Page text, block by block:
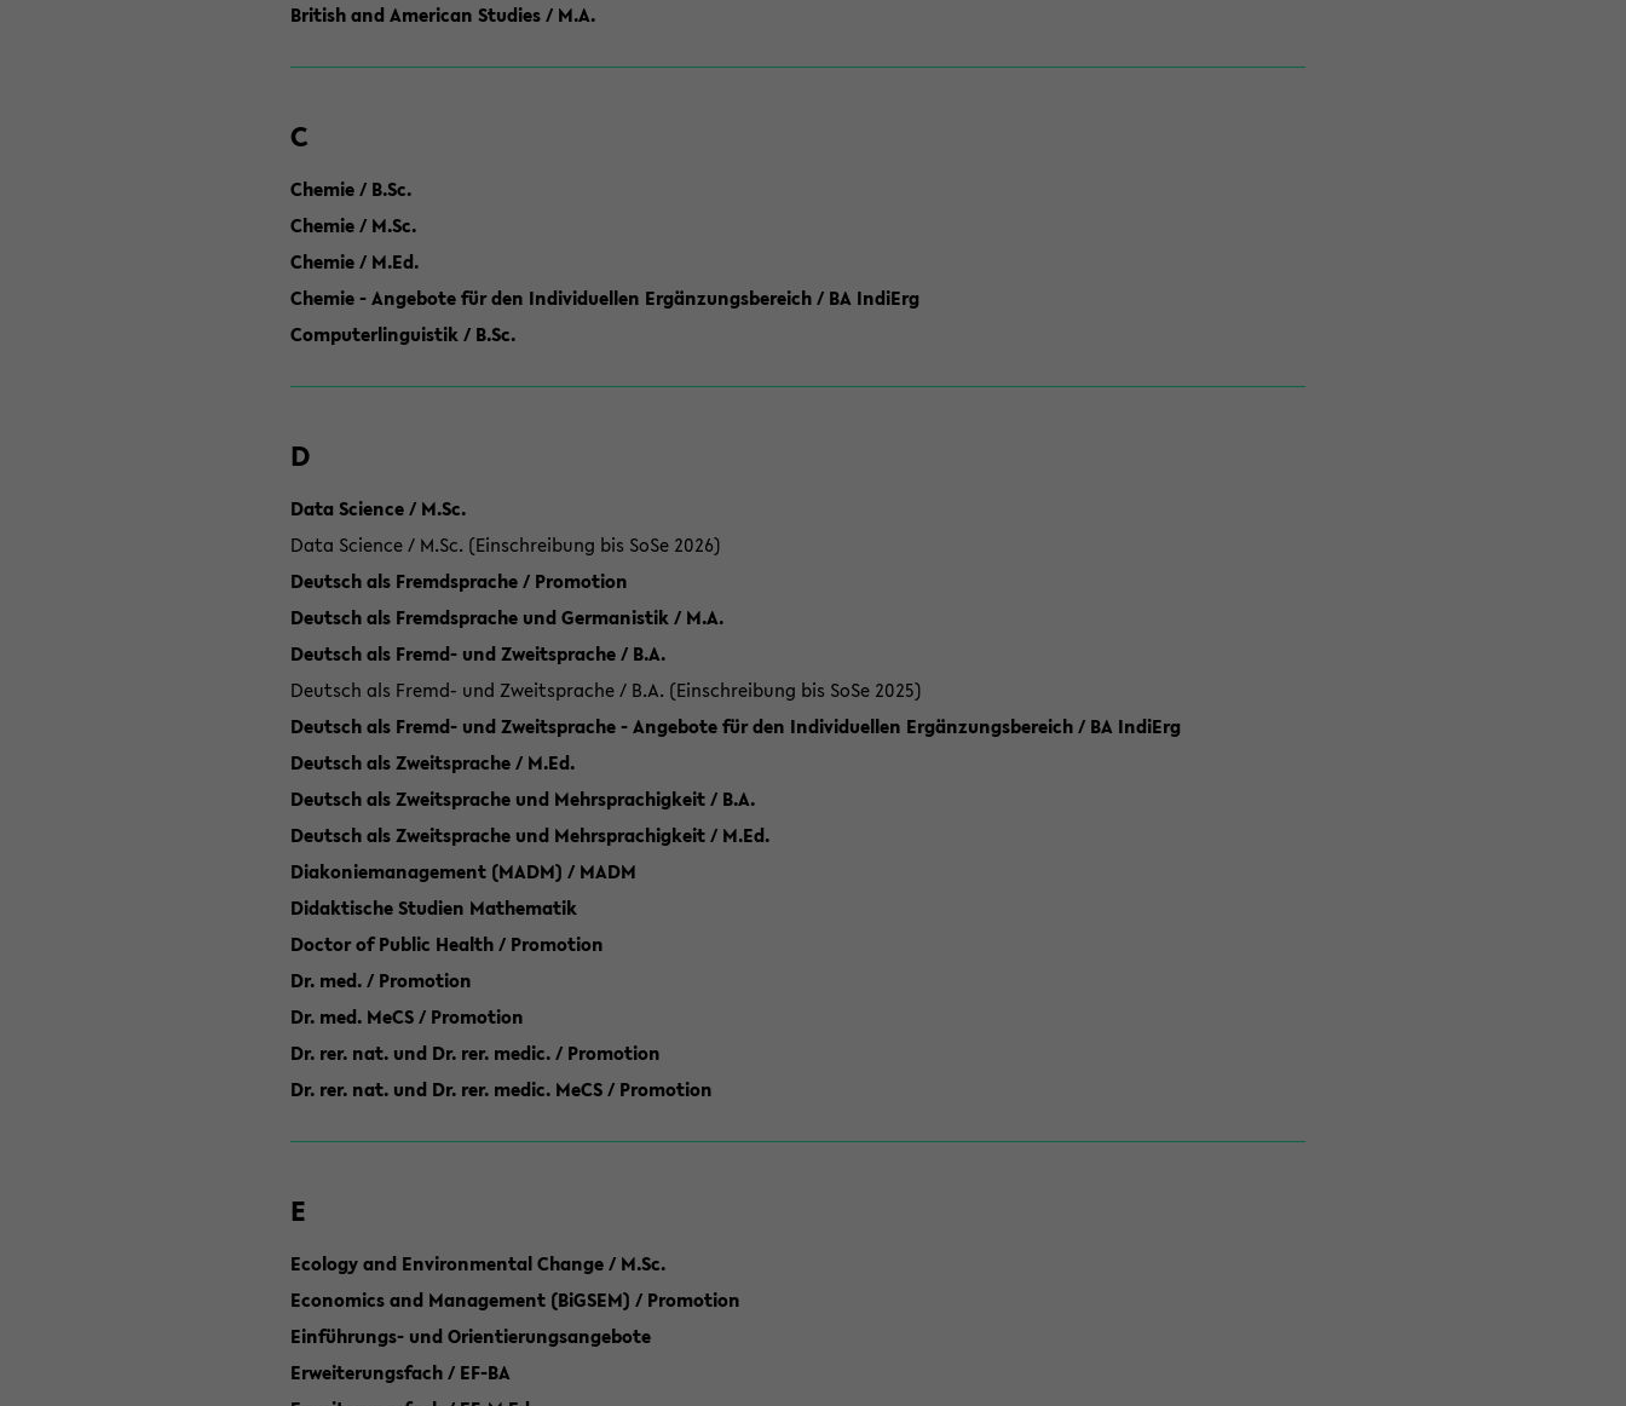
British and American Studies / M.A.
C
Chemie / B.Sc.
Chemie / M.Sc.
Chemie / M.Ed.
Chemie - Angebote für den Individuellen Ergänzungsbereich / BA IndiErg
Computerlinguistik / B.Sc.
D
Data Science / M.Sc.
Data Science / M.Sc. (Einschreibung bis SoSe 2026)
Deutsch als Fremdsprache / Promotion
Deutsch als Fremdsprache und Germanistik / M.A.
Deutsch als Fremd- und Zweitsprache / B.A.
Deutsch als Fremd- und Zweitsprache / B.A. (Einschreibung bis SoSe 2025)
Deutsch als Fremd- und Zweitsprache - Angebote für den Individuellen Ergänzungsbereich / BA IndiErg
Deutsch als Zweitsprache / M.Ed.
Deutsch als Zweitsprache und Mehrsprachigkeit / B.A.
Deutsch als Zweitsprache und Mehrsprachigkeit / M.Ed.
Diakoniemanagement (MADM) / MADM
Didaktische Studien Mathematik
Doctor of Public Health / Promotion
Dr. med. / Promotion
Dr. med. MeCS / Promotion
Dr. rer. nat. und Dr. rer. medic. / Promotion
Dr. rer. nat. und Dr. rer. medic. MeCS / Promotion
E
Ecology and Environmental Change / M.Sc.
Economics and Management (BiGSEM) / Promotion
Einführungs- und Orientierungsangebote
Erweiterungsfach / EF-BA